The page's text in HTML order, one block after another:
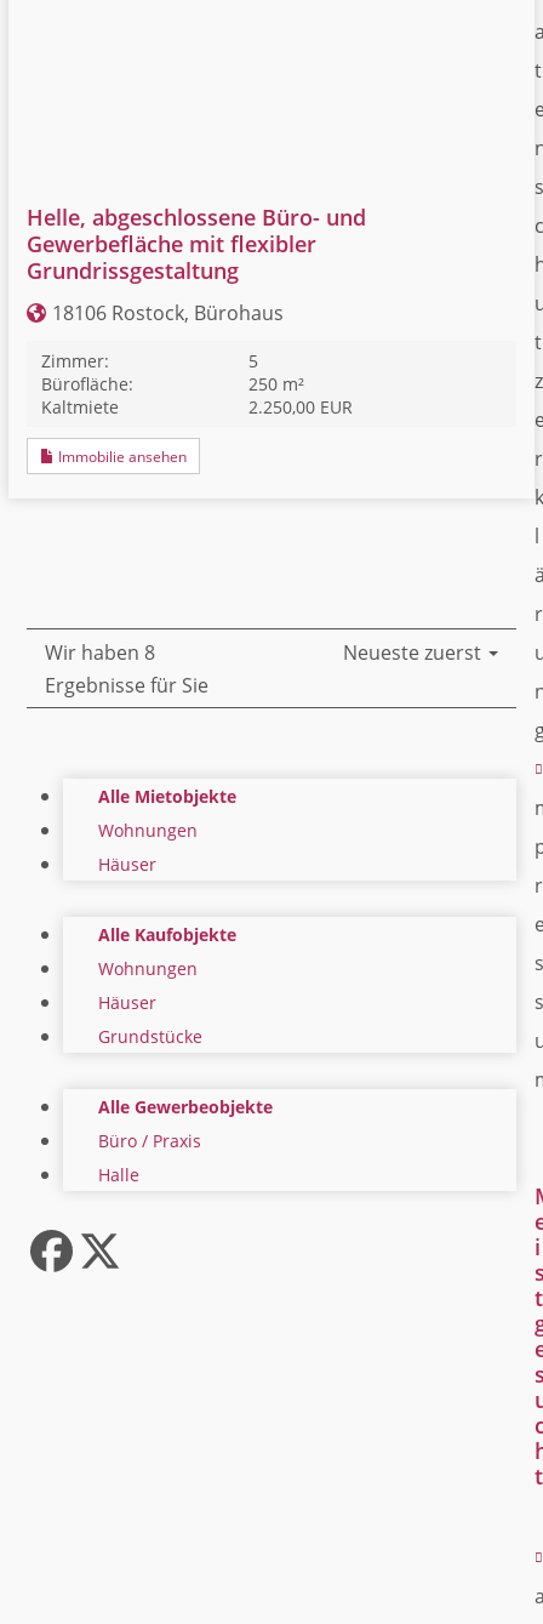
Helle, abgeschlossene Büro- und
Gewerbefläche mit flexibler
Grundrissgestaltung
18106 Rostock, Bürohaus
Zimmer:
5
Bürofläche:
250 m²
Kaltmiete
2.250,00 EUR
Immobilie ansehen
Wir haben 8
Ergebnisse für Sie
Neueste zuerst
Alle Mietobjekte
Wohnungen
Häuser
Alle Kaufobjekte
Wohnungen
Häuser
Grundstücke
Alle Gewerbeobjekte
Büro / Praxis
Halle
Facebook
Twitter
t
s
c
t
z
r
k
l
r
r
s
s
i
t
t